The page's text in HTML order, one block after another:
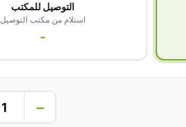
التوصيل للمكتب
استلام من مكتب التوصيل
-
−